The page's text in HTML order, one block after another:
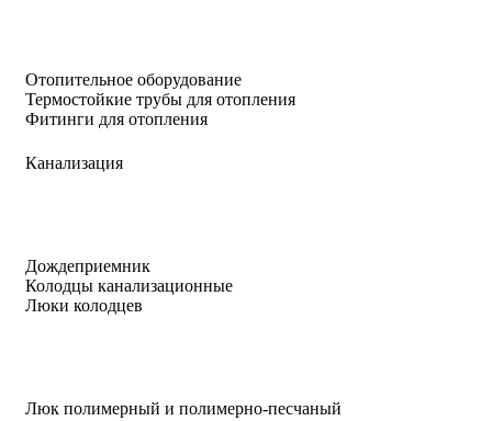
Отопительное оборудование
Термостойкие трубы для отопления
Фитинги для отопления
Канализация
Дождеприемник
Колодцы канализационные
Люки колодцев
Люк полимерный и полимерно-песчаный